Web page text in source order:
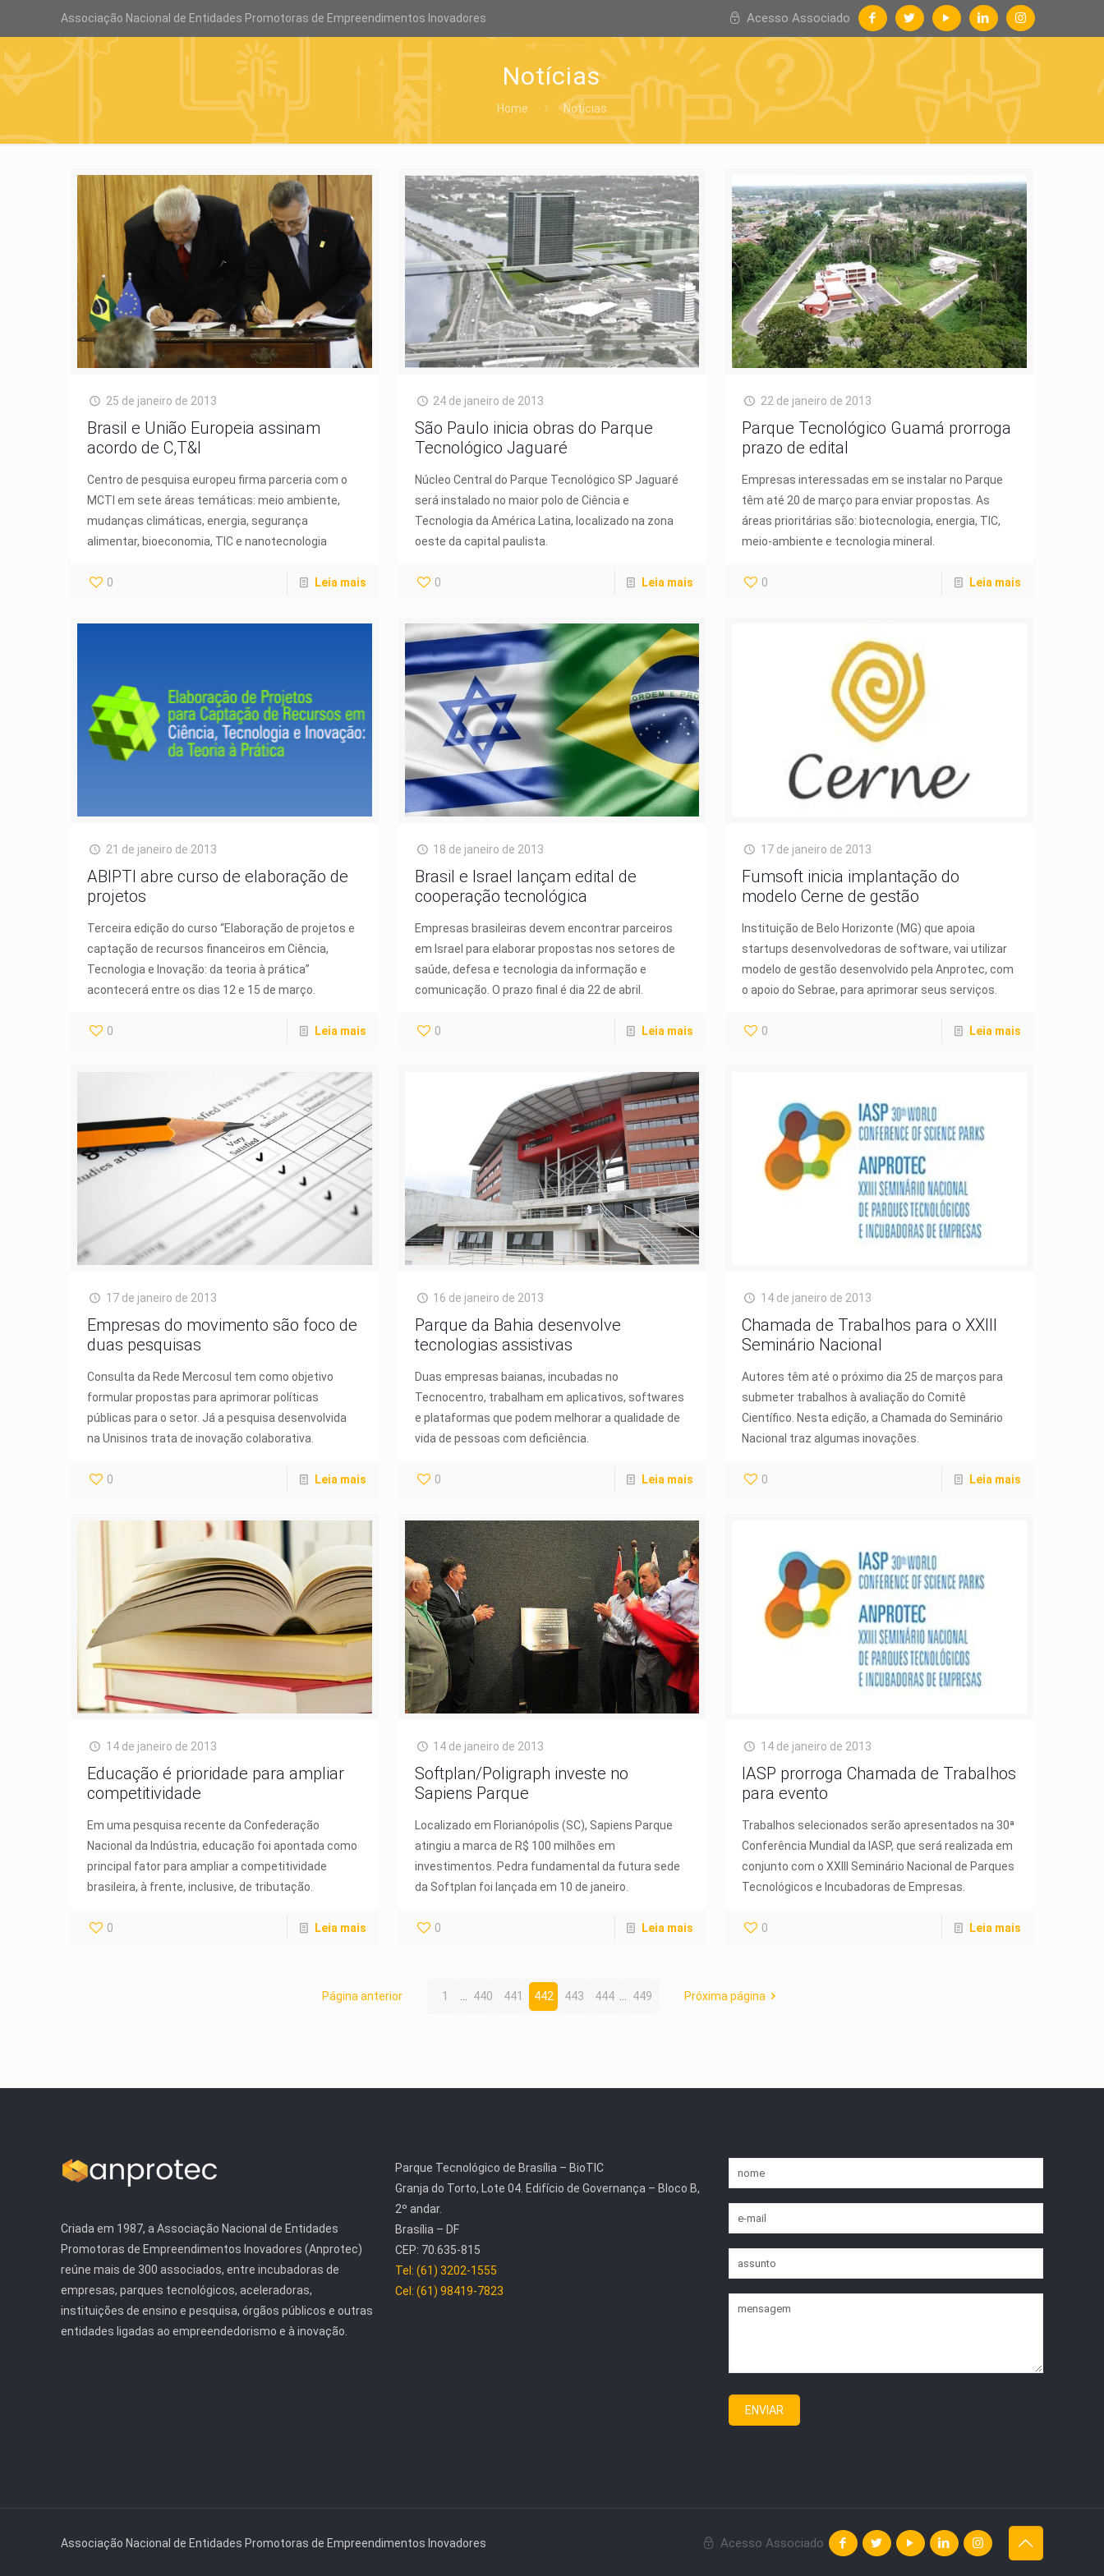
Associação Nacional de Entidades Promotoras de Empreendimentos Inovadores Acesso Associado
Notícias
Home Notícias
25 de janeiro de 2013
Brasil e União Europeia assinam
acordo de C,T&I
Centro de pesquisa europeu firma parceria com o
MCTI em sete áreas temáticas: meio ambiente,
mudanças climáticas, energia, segurança
alimentar, bioeconomia, TIC e nanotecnologia
0 Leia mais
24 de janeiro de 2013
São Paulo inicia obras do Parque
Tecnológico Jaguaré
Núcleo Central do Parque Tecnológico SP Jaguaré
será instalado no maior polo de Ciência e
Tecnologia da América Latina, localizado na zona
oeste da capital paulista.
0 Leia mais
22 de janeiro de 2013
Parque Tecnológico Guamá prorroga
prazo de edital
Empresas interessadas em se instalar no Parque
têm até 20 de março para enviar propostas. As
áreas prioritárias são: biotecnologia, energia, TIC,
meio-ambiente e tecnologia mineral.
0 Leia mais
21 de janeiro de 2013
ABIPTI abre curso de elaboração de
projetos
Terceira edição do curso “Elaboração de projetos e
captação de recursos financeiros em Ciência,
Tecnologia e Inovação: da teoria à prática”
acontecerá entre os dias 12 e 15 de março.
0 Leia mais
18 de janeiro de 2013
Brasil e Israel lançam edital de
cooperação tecnológica
Empresas brasileiras devem encontrar parceiros
em Israel para elaborar propostas nos setores de
saúde, defesa e tecnologia da informação e
comunicação. O prazo final é dia 22 de abril.
0 Leia mais
17 de janeiro de 2013
Fumsoft inicia implantação do
modelo Cerne de gestão
Instituição de Belo Horizonte (MG) que apoia
startups desenvolvedoras de software, vai utilizar
modelo de gestão desenvolvido pela Anprotec, com
o apoio do Sebrae, para aprimorar seus serviços.
0 Leia mais
17 de janeiro de 2013
Empresas do movimento são foco de
duas pesquisas
Consulta da Rede Mercosul tem como objetivo
formular propostas para aprimorar políticas
públicas para o setor. Já a pesquisa desenvolvida
na Unisinos trata de inovação colaborativa.
0 Leia mais
16 de janeiro de 2013
Parque da Bahia desenvolve
tecnologias assistivas
Duas empresas baianas, incubadas no
Tecnocentro, trabalham em aplicativos, softwares
e plataformas que podem melhorar a qualidade de
vida de pessoas com deficiência.
0 Leia mais
14 de janeiro de 2013
Chamada de Trabalhos para o XXIII
Seminário Nacional
Autores têm até o próximo dia 25 de marços para
submeter trabalhos à avaliação do Comitê
Científico. Nesta edição, a Chamada do Seminário
Nacional traz algumas inovações.
0 Leia mais
14 de janeiro de 2013
Educação é prioridade para ampliar
competitividade
Em uma pesquisa recente da Confederação
Nacional da Indústria, educação foi apontada como
principal fator para ampliar a competitividade
brasileira, à frente, inclusive, de tributação.
0 Leia mais
14 de janeiro de 2013
Softplan/Poligraph investe no
Sapiens Parque
Localizado em Florianópolis (SC), Sapiens Parque
atingiu a marca de R$ 100 milhões em
investimentos. Pedra fundamental da futura sede
da Softplan foi lançada em 10 de janeiro.
0 Leia mais
14 de janeiro de 2013
IASP prorroga Chamada de Trabalhos
para evento
Trabalhos selecionados serão apresentados na 30ª
Conferência Mundial da IASP, que será realizada em
conjunto com o XXIII Seminário Nacional de Parques
Tecnológicos e Incubadoras de Empresas.
0 Leia mais
Página anterior 1 440 441 442 443 444 449 Próxima página
Criada em 1987, a Associação Nacional de Entidades
Promotoras de Empreendimentos Inovadores (Anprotec)
reúne mais de 300 associados, entre incubadoras de
empresas, parques tecnológicos, aceleradoras,
instituições de ensino e pesquisa, órgãos públicos e outras
entidades ligadas ao empreendedorismo e à inovação.
Parque Tecnológico de Brasília – BioTIC
Granja do Torto, Lote 04. Edifício de Governança – Bloco B,
2º andar.
Brasília – DF
CEP: 70.635-815
Tel: (61) 3202-1555
Cel: (61) 98419-7823
Associação Nacional de Entidades Promotoras de Empreendimentos Inovadores Acesso Associado